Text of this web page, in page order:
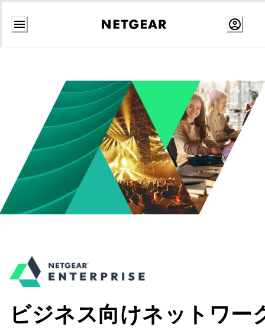
コ
ビジネス向けネットワー